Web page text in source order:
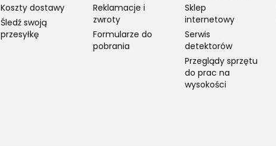
Koszty dostawy
Śledź swoją
przesyłkę
Reklamacje i
zwroty
Formularze do
pobrania
Sklep
internetowy
Serwis
detektorów
Przeglądy sprzętu
do prac na
wysokości